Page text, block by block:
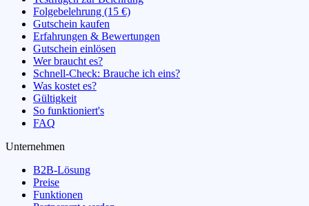
Folgebelehrung (15 €)
Gutschein kaufen
Erfahrungen & Bewertungen
Gutschein einlösen
Wer braucht es?
Schnell-Check: Brauche ich eins?
Was kostet es?
Gültigkeit
So funktioniert's
FAQ
Unternehmen
B2B-Lösung
Preise
Funktionen